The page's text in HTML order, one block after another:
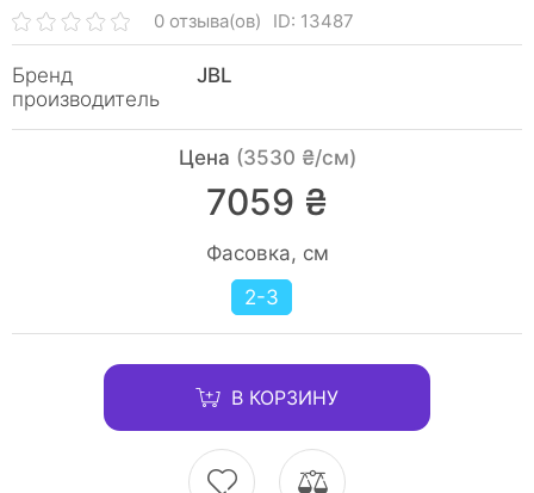
0 отзыва(ов) ID: 13487
Бренд
производитель
JBL
Цена (3530 ₴/см)
7059 ₴
Фасовка, см
2-3
В КОРЗИНУ